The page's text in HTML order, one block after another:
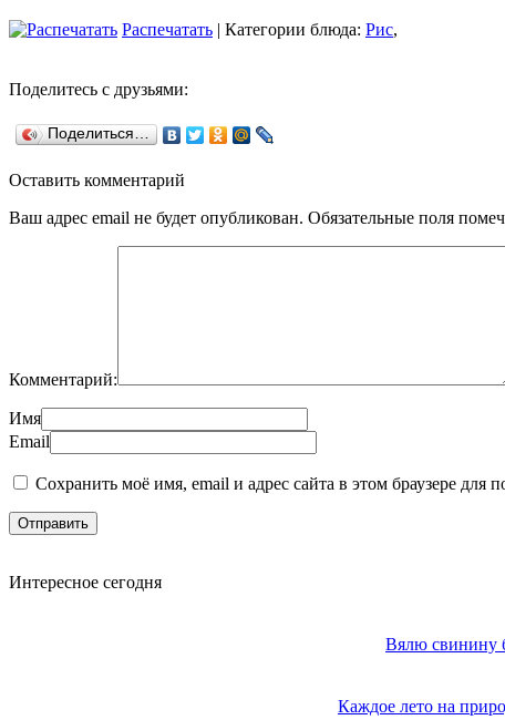
Распечатать | Категории блюда: Рис,
Поделитесь с друзьями:
Поделиться…
Оставить комментарий
Ваш адрес email не будет опубликован. Обязательные поля
Комментарий:
Имя
Email
Сохранить моё имя, email и адрес сайта в этом браузере
Интересное сегодня
Вялю свинину
Каждое лето на